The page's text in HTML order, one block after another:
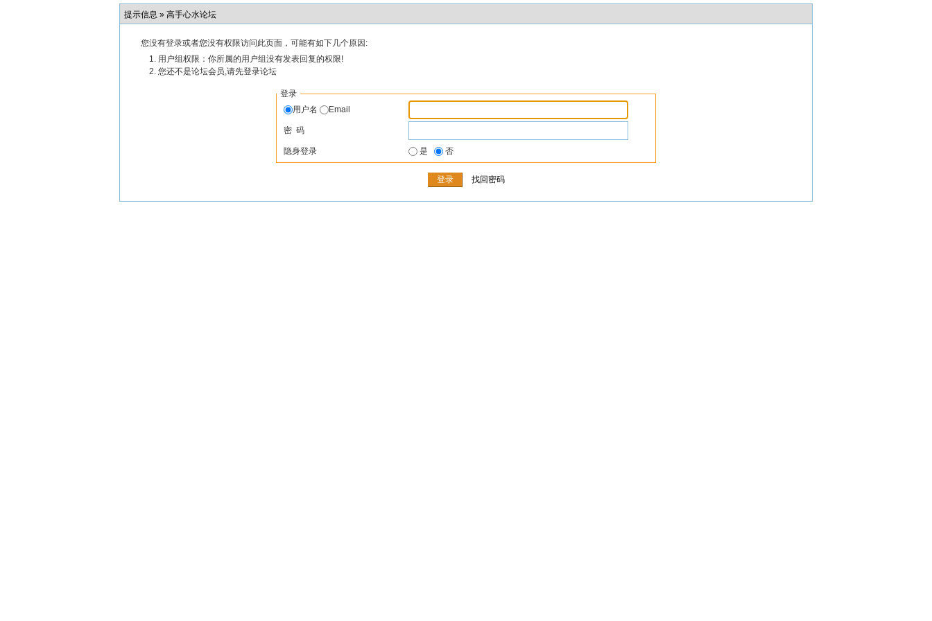
提示信息 » 高手心水论坛
您没有登录或者您没有权限访问此页面，可能有如下几个原因:
用户组权限：你所属的用户组没有发表回复的权限!
您还不是论坛会员,请先登录论坛
登录
用户名
Email
密 码
隐身登录 是 否
找回密码